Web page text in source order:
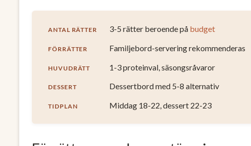
ANTAL RÄTTER 3-5 rätter beroende på budget
FÖRRÄTTER Familjebord-servering rekommenderas
HUVUDRÄTT 1-3 proteinval, säsongsråvaror
DESSERT Dessertbord med 5-8 alternativ
TIDPLAN Middag 18-22, dessert 22-23